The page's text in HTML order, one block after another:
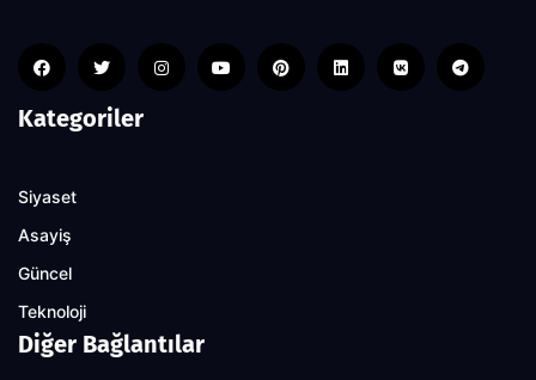
Kategoriler
Siyaset
Asayiş
Güncel
Teknoloji
Diğer Bağlantılar